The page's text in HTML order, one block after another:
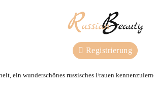
Registrierung
ein wunderschönes russisches Frauen